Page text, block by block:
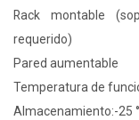
Rack montable
requerido)
Pared aumentable
Temperatura de
Almacenamiento:-25 °